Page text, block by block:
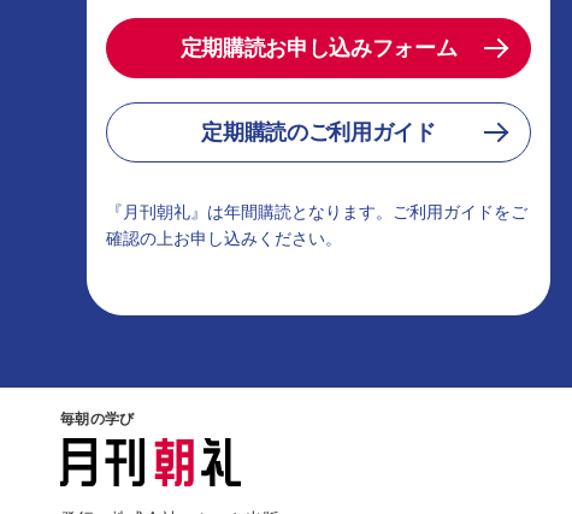
定期購読お申し込みフォーム
定期購読のご利用ガイド
『月刊朝礼』は年間購読となります。ご利用ガイドをご
確認の上お申し込みください。
毎朝の学び